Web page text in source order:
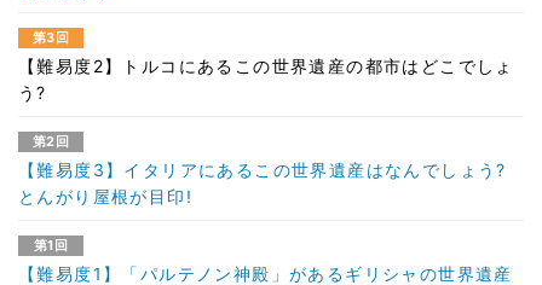
第3回
【難易度2】トルコにあるこの世界遺産の都市はどこでしょ
う?
第2回
【難易度3】イタリアにあるこの世界遺産はなんでしょう?
とんがり屋根が目印!
第1回
【難易度1】「パルテノン神殿」があるギリシャの世界遺産